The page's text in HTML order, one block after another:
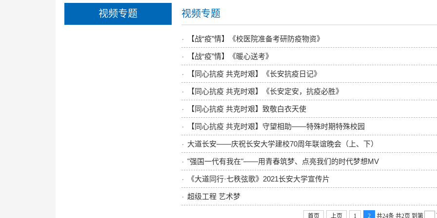
视频专题 视频专题
【战“疫”情】《校医院准备考研防疫物资》
【战“疫”情】《暖心送考》
【同心抗疫 共克时艰】《长安抗疫日记》
【同心抗疫 共克时艰】《长安定安，抗疫必胜》
【同心抗疫 共克时艰】致敬白衣天使
【同心抗疫 共克时艰】守望相助——特殊时期特殊校园
大道长安——庆祝长安大学建校70周年联谊晚会（上、下）
"强国一代有我在"——用青春筑梦、点亮我们的时代梦想MV
《大道同行·七秩弦歌》2021长安大学宣传片
超级工程 艺术梦
首页 上页 1 2 共24条 共2页 到第